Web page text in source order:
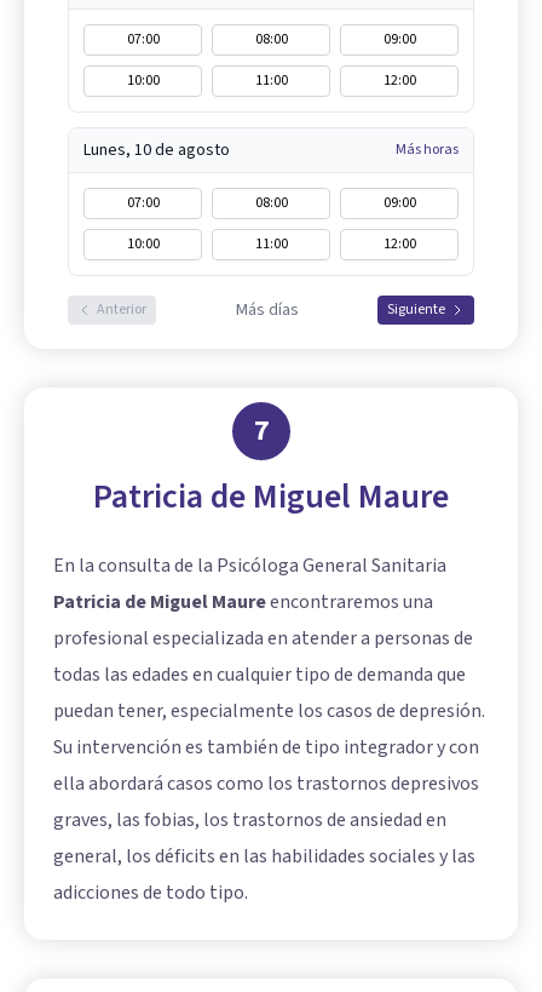
07:00 08:00
09:00
10:00
11:00 12:00
Lunes, 10 de agosto Más horas
07:00 08:00
09:00
10:00
11:00 12:00
Anterior Más días Siguiente
7
Patricia de Miguel Maure
En la consulta de la Psicóloga General Sanitaria
Patricia de Miguel Maureencontraremos una
profesional especializada en atender a personas de
todas las edades en cualquier tipo de demanda que
puedan tener, especialmente los casos de depresión.
Su intervención es también de tipo integrador y con
ella abordará casos como los trastornos depresivos
graves, las fobias, los trastornos de ansiedad en
general, los déficits en las habilidades sociales y las
adicciones de todo tipo.